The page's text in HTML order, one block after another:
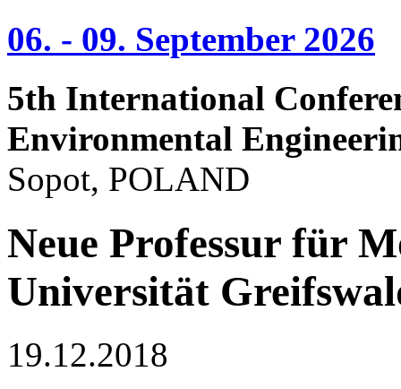
06. - 09. September 2026
5th International
Environmental
Sopot, POLAND
Neue Professur für
Universität
19.12.2018